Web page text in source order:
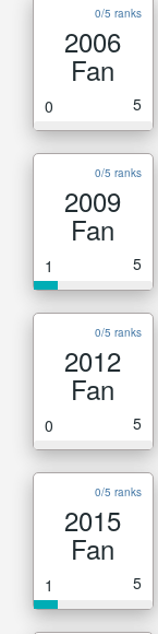
0/5 ranks
2006
Fan
0 5
0/5 ranks
2009
Fan
1 5
0/5 ranks
2012
Fan
0 5
0/5 ranks
2015
Fan
1 5